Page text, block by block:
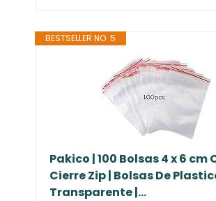
BESTSELLER NO. 5
Pakico | 100 Bolsas 4 x 6 cm
Cierre Zip | Bolsas De
Transparente |...